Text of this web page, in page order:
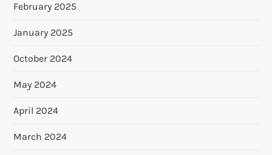
February 2025
January 2025
October 2024
May 2024
April 2024
March 2024